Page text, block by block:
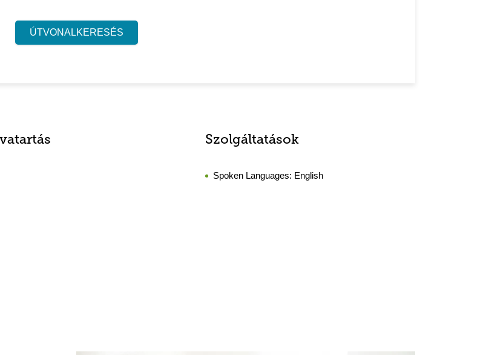
ÚTVONALKERESÉS
Szolgáltatások
Spoken Languages: English